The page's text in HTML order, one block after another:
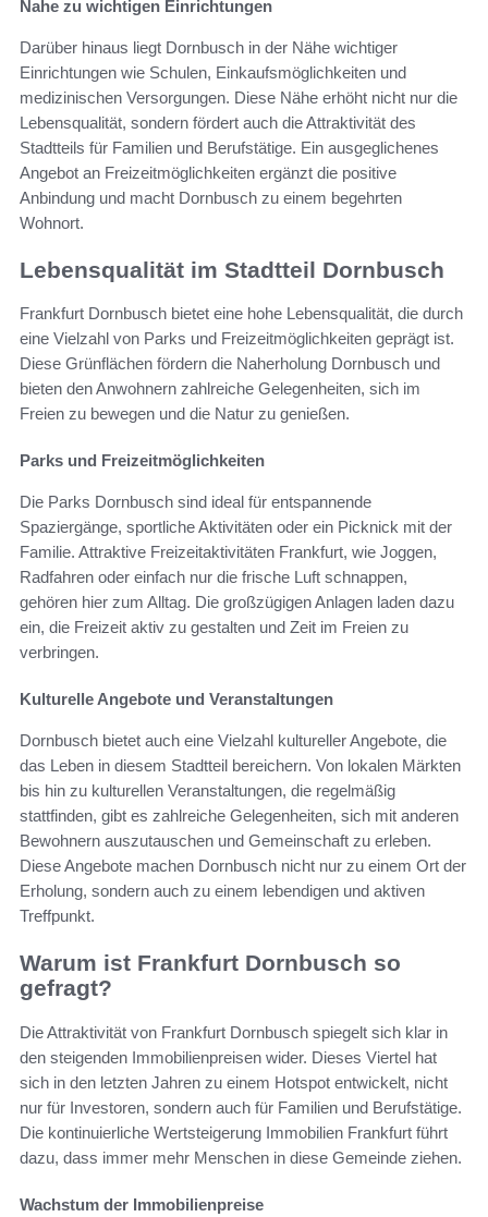
Nahe zu wichtigen Einrichtungen
Darüber hinaus liegt Dornbusch in der Nähe wichtiger
Einrichtungen wie Schulen, Einkaufsmöglichkeiten und
medizinischen Versorgungen. Diese Nähe erhöht nicht nur die
Lebensqualität, sondern fördert auch die Attraktivität des
Stadtteils für Familien und Berufstätige. Ein ausgeglichenes
Angebot an Freizeitmöglichkeiten ergänzt die positive
Anbindung und macht Dornbusch zu einem begehrten
Wohnort.
Lebensqualität im Stadtteil Dornbusch
Frankfurt Dornbusch bietet eine hohe Lebensqualität, die durch
eine Vielzahl von Parks und Freizeitmöglichkeiten geprägt ist.
Diese Grünflächen fördern die Naherholung Dornbusch und
bieten den Anwohnern zahlreiche Gelegenheiten, sich im
Freien zu bewegen und die Natur zu genießen.
Parks und Freizeitmöglichkeiten
Die Parks Dornbusch sind ideal für entspannende
Spaziergänge, sportliche Aktivitäten oder ein Picknick mit der
Familie. Attraktive Freizeitaktivitäten Frankfurt, wie Joggen,
Radfahren oder einfach nur die frische Luft schnappen,
gehören hier zum Alltag. Die großzügigen Anlagen laden dazu
ein, die Freizeit aktiv zu gestalten und Zeit im Freien zu
verbringen.
Kulturelle Angebote und Veranstaltungen
Dornbusch bietet auch eine Vielzahl kultureller Angebote, die
das Leben in diesem Stadtteil bereichern. Von lokalen Märkten
bis hin zu kulturellen Veranstaltungen, die regelmäßig
stattfinden, gibt es zahlreiche Gelegenheiten, sich mit anderen
Bewohnern auszutauschen und Gemeinschaft zu erleben.
Diese Angebote machen Dornbusch nicht nur zu einem Ort der
Erholung, sondern auch zu einem lebendigen und aktiven
Treffpunkt.
Warum ist Frankfurt Dornbusch so
gefragt?
Die Attraktivität von Frankfurt Dornbusch spiegelt sich klar in
den steigenden Immobilienpreisen wider. Dieses Viertel hat
sich in den letzten Jahren zu einem Hotspot entwickelt, nicht
nur für Investoren, sondern auch für Familien und Berufstätige.
Die kontinuierliche Wertsteigerung Immobilien Frankfurt führt
dazu, dass immer mehr Menschen in diese Gemeinde ziehen.
Wachstum der Immobilienpreise